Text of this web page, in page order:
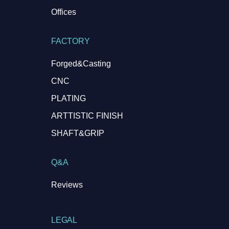
Offices
FACTORY
Forged&Casting
CNC
PLATING
ARTTISTIC FINISH
SHAFT&GRIP
Q&A
Reviews
LEGAL